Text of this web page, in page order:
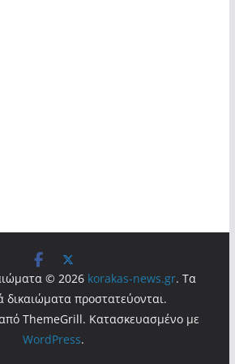
© 2026 korakas-news.gr. Τα
δικαιώματα προστατεύονται.
ThemeGrill. Κατασκευασμένο με
WordPress.